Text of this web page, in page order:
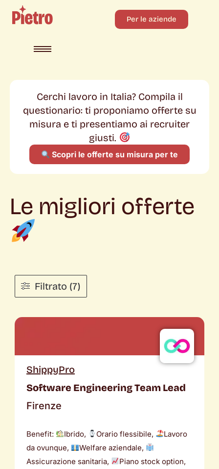
Per le aziende
Cerchi lavoro in Italia? Compila il
questionario: ti proponiamo offerte su
misura e ti presentiamo ai recruiter
giusti.
Scopri le offerte su misura per te
Le migliori offerte
Filtrato (7)
ShippyPro
Software Engineering Team Lead
Firenze
Benefit: Ibrido, Orario flessibile,
Lavoro
da ovunque,
Welfare aziendale,
Assicurazione sanitaria,
Piano stock option,